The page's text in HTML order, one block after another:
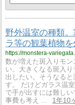
野外温室の種類
ラ等の観葉植物を
https://monstera-
数が増えた斑入りモ
い。大きくなる斑入
出したい。そうなる
す。 だけどガラス温
で手が出すには難し
事費も考え ...
1年10